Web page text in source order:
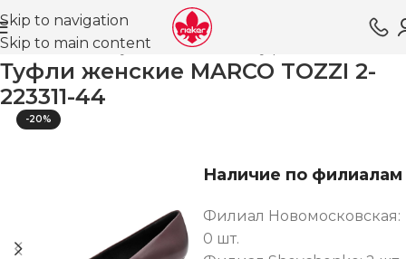
Skip to navigation
Skip to main content
Магазин Обувь для женщин
Туфли женские MARCO TOZZI 2-
223311-44
-20%
Наличие по филиалам
Филиал Новомосковская:
0 шт.